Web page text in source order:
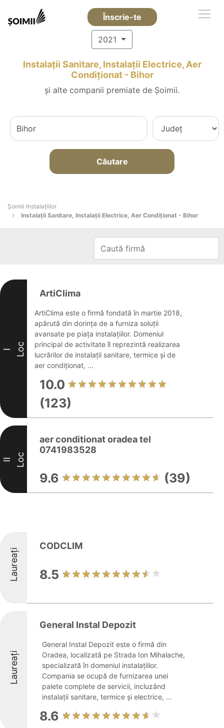
Înscrie-te
2021
Instalații Sanitare, Instalații Electrice, Aer
Condiționat - Bihor
și alte companii premiate de Șoimii.
Căutare
Şoimii Instalaţiilor
Instalații Sanitare, Instalații Electrice, Aer Condiționat - Bihor
I Loc
ArtiClima
ArtiClima este o firmă fondată în martie 2018,
apărută din dorința de a furniza soluții
avansate pe piața instalațiilor. Domeniul
principal de activitate îl reprezintă realizarea
lucrărilor de instalații sanitare, termice și de
aer condiționat, ...
10.0
(123)
II Loc
aer conditionat oradea tel
0741983528
9.6 (39)
Laureați
CODCLIM
8.5
Laureați
General Instal Depozit
General Instal Depozit este o firmă din
Oradea, localizată pe Strada Ion Mihalache,
specializată în domeniul instalațiilor.
Compania se ocupă de furnizarea unei
palete complete de servicii, incluzând
instalații sanitare, termice și electrice, ...
8.6